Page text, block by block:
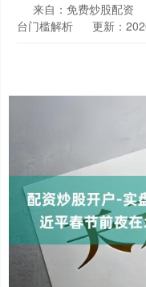
来自：免费炒股配资
台门槛解析
更新：